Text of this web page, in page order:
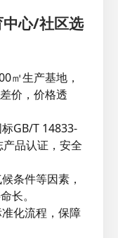
心/社区选
㎡生产基地，
价，价格透
GB/T 14833-
品认证，安全
条件等因素，
长。
化流程，保障